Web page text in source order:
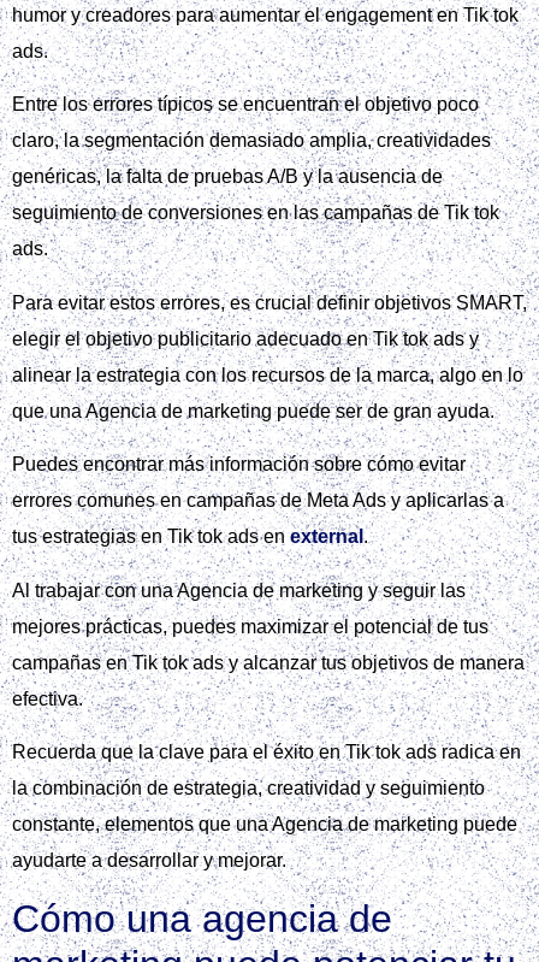
fundamental utilizar el panel de métricas. Este panel permite
monitorizar impresiones, clics, CTR, CPC y ROAS, lo que
facilita la toma de decisiones informadas.
Crear una imagen que muestre los pasos para
medir y optimizar los resultados en TikTok Ads,
incluyendo la instalación del píxel y la creación
de audiencias personalizadas.
La instalación del píxel es otro paso crucial. Esto permite la
creación de audiencias personalizadas para retargeting,
aumentando la efectividad de las campañas en Tik tok ads.
Al analizar los datos proporcionados por el panel de
métricas, se pueden identificar áreas de mejora. Por
ejemplo, ajustar la puja, cambiar el creativo o refinar la
segmentación pueden ser acciones que optimicen el
desempeño de la campaña.
Para obtener más información sobre cómo maximizar el
potencial de sus campañas en Tik tok ads, visite
Consultoría de marketing.
Al implementar estas estrategias y utilizar herramientas
como el panel de métricas de Tik tok ads, se pueden lograr
mejores resultados y un mayor retorno sobre la inversión.
Mejores prácticas y errores
comunes